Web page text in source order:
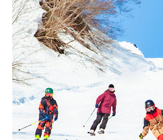
ブランド一覧
お知らせ
よくあるご質問
商品保証
サポートデスク
弊社名義の郵便について